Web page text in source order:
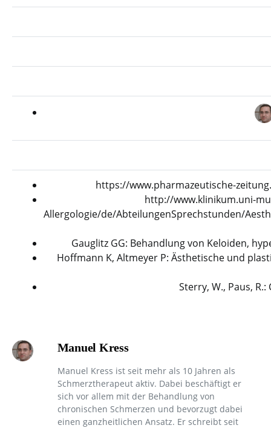
https://www.pharmazeutische-
http://www.klinikum.uni-
Allergologie/de/AbteilungenSprechstunden/
Gauglitz GG: Behandlung von Keloiden,
Hoffmann K, Altmeyer P: Ästhetische und
Sterry, W., Paus,
Manuel Kress
Manuel Kress ist seit mehr als 10 Jahren als
Schmerztherapeut aktiv. Dabei beschäftigt er
sich vor allem mit der Behandlung von
chronischen Schmerzen und bevorzugt dabei
einen ganzheitlichen Ansatz. Er schreibt seit